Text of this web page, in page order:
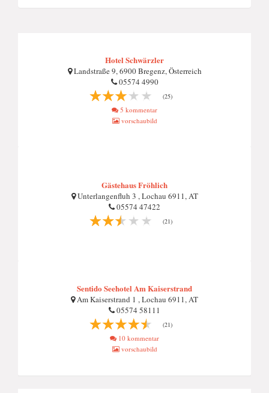
Hotel Schwärzler
Landstraße 9, 6900 Bregenz, Österreich
05574 4990
(25)
5 kommentar
vorschaubild
Gästehaus Fröhlich
Unterlangenfluh 3 , Lochau 6911, AT
05574 47422
(21)
Sentido Seehotel Am Kaiserstrand
Am Kaiserstrand 1 , Lochau 6911, AT
05574 58111
(21)
10 kommentar
vorschaubild